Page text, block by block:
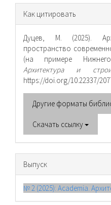
Информация
о статье
Как цитировать
Дуцев, М. (2025).
пространство
(на примере
Архитектура и
https://doi.org/10.22337/
Другие форматы
Скачать ссылку
Выпуск
№ 2 (2025): Academia.